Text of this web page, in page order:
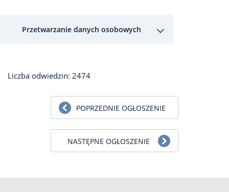
Przetwarzanie danych osobowych
Liczba odwiedzin: 2474
POPRZEDNIE OGŁOSZENIE
NASTĘPNE OGŁOSZENIE